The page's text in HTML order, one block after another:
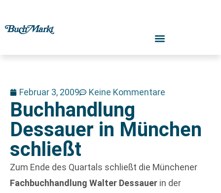
Februar 3, 2009 Keine Kommentare
Buchhandlung
Dessauer in München
schließt
Zum Ende des Quartals schließt die Münchener
Fachbuchhandlung Walter Dessauer in der